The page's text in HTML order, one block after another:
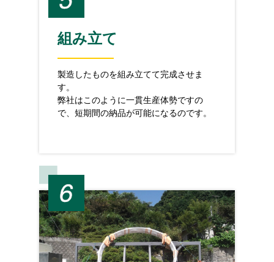
組み立て
製造したものを組み立てて完成させま
す。
弊社はこのように一貫生産体勢ですの
で、短期間の納品が可能になるのです。